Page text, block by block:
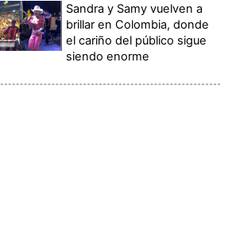
Sandra y Samy vuelven a
brillar en Colombia, donde
el cariño del público sigue
siendo enorme